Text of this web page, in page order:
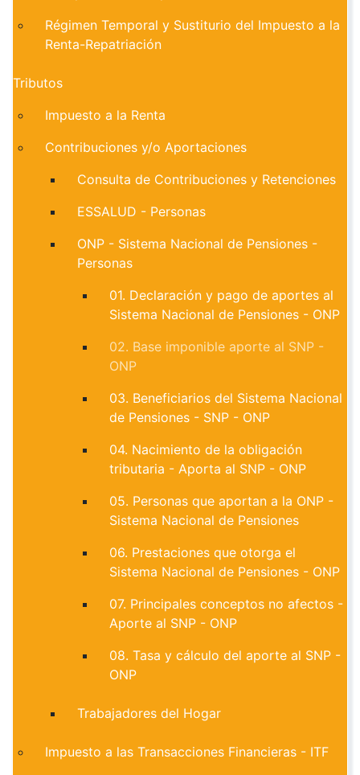
Régimen Temporal y Sustiturio del Impuesto a la
Renta-Repatriación
Tributos
Impuesto a la Renta
Contribuciones y/o Aportaciones
Consulta de Contribuciones y Retenciones
ESSALUD - Personas
ONP - Sistema Nacional de Pensiones -
Personas
01. Declaración y pago de aportes al
Sistema Nacional de Pensiones - ONP
02. Base imponible aporte al SNP -
ONP
03. Beneficiarios del Sistema Nacional
de Pensiones - SNP - ONP
04. Nacimiento de la obligación
tributaria - Aporta al SNP - ONP
05. Personas que aportan a la ONP -
Sistema Nacional de Pensiones
06. Prestaciones que otorga el
Sistema Nacional de Pensiones - ONP
07. Principales conceptos no afectos -
Aporte al SNP - ONP
08. Tasa y cálculo del aporte al SNP -
ONP
Trabajadores del Hogar
Impuesto a las Transacciones Financieras - ITF